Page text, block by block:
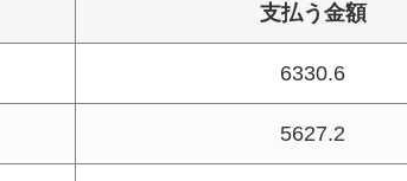
支払う金額
6330.6
5627.2